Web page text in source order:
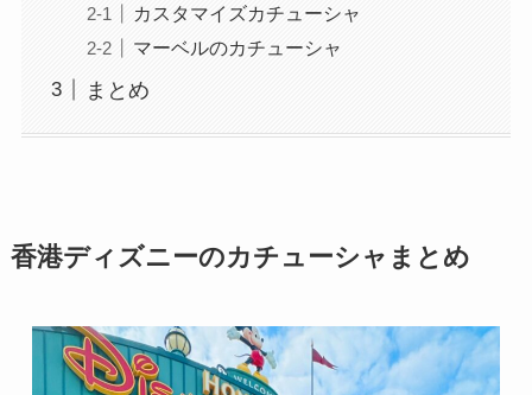
カスタマイズカチューシャ
マーベルのカチューシャ
まとめ
香港ディズニーのカチューシャまとめ